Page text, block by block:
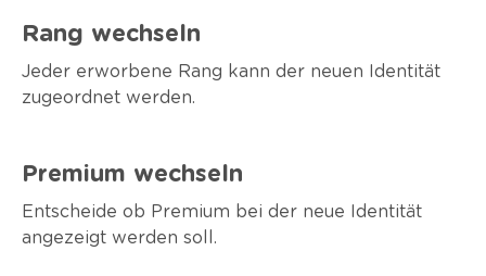
Rang wechseln
Jeder erworbene Rang kann der neuen Identität
zugeordnet werden.
Premium wechseln
Entscheide ob Premium bei der neue Identität
angezeigt werden soll.